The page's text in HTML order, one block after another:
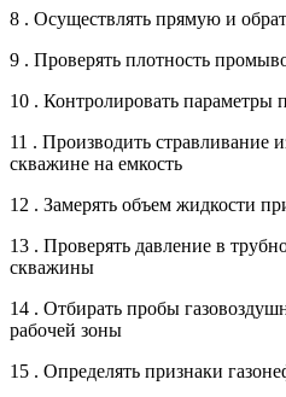
8 . Осуществлять прямую и
9 . Проверять плотность
10 . Контролировать
11 . Производить стравливание
скважине на емкость
12 . Замерять объем жидкости
13 . Проверять давление в
скважины
14 . Отбирать пробы
рабочей зоны
15 . Определять признаки